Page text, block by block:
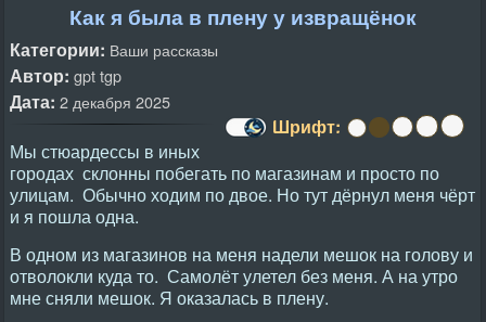
Как я была в плену у извращёнок
Категории: Ваши рассказы
Автор: gpt tgp
Дата: 2 декабря 2025
Шрифт:
Мы стюардессы в иных
городах склонны побегать по магазинам и просто по
улицам. Обычно ходим по двое. Но тут дёрнул меня чёрт
и я пошла одна.
В одном из магазинов на меня надели мешок на голову и
отволокли куда то. Самолёт улетел без меня. А на утро
мне сняли мешок. Я оказалась в плену.